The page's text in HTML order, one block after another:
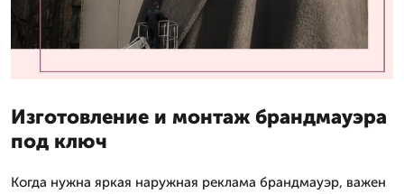
Изготовление и монтаж брандмауэра
под ключ
Когда нужна яркая наружная реклама брандмауэр, важен